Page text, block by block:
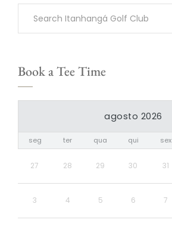
Book a Tee Time
agosto 2026
seg ter qua qui sex
27 28 29 30 31
3 4 5 6 7